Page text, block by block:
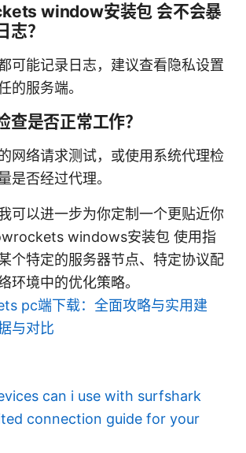
window安装包 会不会暴
志？
可能记录日志，建议查看隐私设置
的服务端。
查是否正常工作？
网络请求测试，或使用系统代理检
是否经过代理。
可以进一步为你定制一个更贴近你
windows安装包 使用指
个特定的服务器节点、特定协议配
环境中的优化策略。
pc端下载：全面攻略与实用建
与对比
can i use with surfshark
connection guide for your